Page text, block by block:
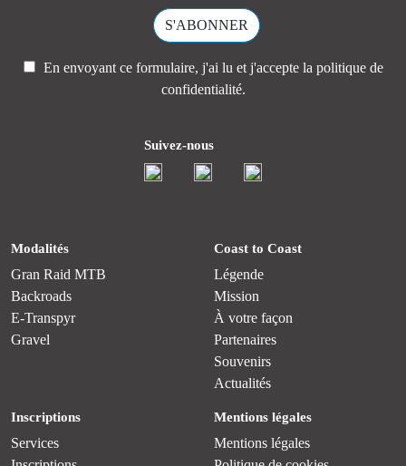
En envoyant ce formulaire, j'ai lu et j'accepte la politique de
confidentialité.
Suivez-nous
Modalités
Gran Raid MTB
Backroads
E-Transpyr
Gravel
Coast to Coast
Légende
Mission
À votre façon
Partenaires
Souvenirs
Actualités
Inscriptions
Services
Mentions légales
Mentions légales